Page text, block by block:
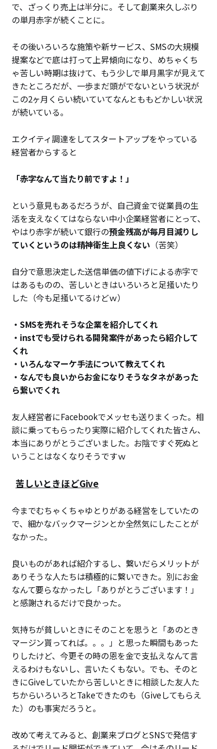
で、ざっくり売上は半分に。そして創業来久しぶり
の単月赤字が続くことに。
その後いろいろな施策や新サービス、SMSの大規模
提案などで底は打って上昇傾向になり、めちゃくち
ゃ苦しい時期は抜けて、もう少しで単月黒字が見えて
きたところだが、一歩まだ頭がでないという状況が
この2ヶ月くらい続いていてなんとももどかしい状況
が続いている。
エクイティ調達をしてスタートアップをやっている
経営者からすると
「赤字なんて当たり前ですよ！」
という意見もあるだろうが、自己資金で従業員の生
活を支えなくてはならない中小企業経営者にとって、
やはり赤字が続いて銀行の預金残高が毎月目減りし
ていくというのは精神衛生上良くない （苦笑）
自分で意思決定した送信単価の値下げによる赤字で
はあるものの、苦しいときはいろいろと足掻いたり
した（今も足掻いてるけどｗ）
・SMSを売れそうな企業を紹介してくれ
・instでも受けられる開発案件があったら紹介して
くれ
・いろんなマーケ手法について教えてくれ
・なんでも良いからお金になりそうなタネがあった
ら繋いでくれ
友人経営者にFacebookでメッセも送りまくった。相
談に乗ってもらったり実際に紹介してくれた皆さん、
本当にありがとうございました。お陰ですぐ死ぬと
いうことはなくなりそうですｗ
苦しいときほどGive
今までむちゃくちゃゆとりがある経営をしていたの
で、細かなバックマージンとか全然気にしたことが
なかった。
良いものがあれば紹介するし、繋いだらメリットが
ありそうな人たちは積極的に繋いできた。別にお金
なんて要らなかったし「ありがとうございます！」
と感謝されるだけで良かった。
気持ちが貧しいときにそのことを思うと「あのとき
マージン貰ってれば。。。」と思った瞬間もあった
りしたけど、今更その時の恩を金で支払えなんて言
えるわけもないし、言いたくもない。でも、そのと
きにGiveしていたから苦しいときに相談した友人た
ちからいろいろとTakeできたのも（Giveしてもらえ
た）のも事実だろうと。
改めて考えてみると、創業来ブログとSNSで発信す